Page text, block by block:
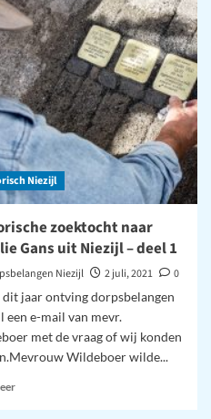
Niezijl
zoektocht naar
Gans uit Niezijl – deel 1
Niezijl 2 juli, 2021
0
dit jaar ontving dorpsbelangen
een e-mail van mevr.
met de vraag of wij konden
Wildeboer wilde...
Lees